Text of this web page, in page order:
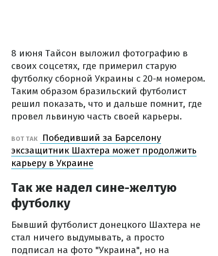
8 июня Тайсон выложил фотографию в
своих соцсетях, где примерил старую
футболку сборной Украины с 20-м номером.
Таким образом бразильский футболист
решил показать, что и дальше помнит, где
провел львиную часть своей карьеры.
ВОТ ТАК
Победивший за Барселону
эксзащитник Шахтера может продолжить
карьеру в Украине
Так же надел сине-желтую
футболку
Бывший футболист донецкого Шахтера не
стал ничего выдумывать, а просто
подписал на фото "Украина", но на